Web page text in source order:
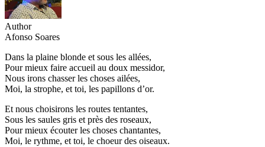
Author
Afonso Soares
Dans la plaine blonde et sous les allées,
Pour mieux faire accueil au doux messidor,
Nous irons chasser les choses ailées,
Moi, la strophe, et toi, les papillons d’or.
Et nous choisirons les routes tentantes,
Sous les saules gris et près des roseaux,
Pour mieux écouter les choses chantantes,
Moi, le rythme, et toi, le choeur des oiseaux.